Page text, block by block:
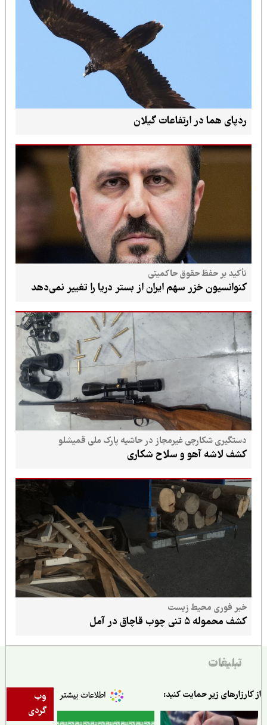
ردپای هما در ارتفاعات گیلان
تأکید بر حفظ حقوق حاکمیتی
کنوانسیون خزر سهم ایران از بستر دریا را تغییر نمی‌دهد
دستگیری شکارچی غیرمجاز در حاشیه پارک ملی قمیشلو
کشف لاشه آهو و سلاح شکاری
خبر فوری محیط زیست
کشف محموله ۵ تنی چوب قاچاق در آمل
تبلیغات
وب
گردی
زیر حمایت کنید: